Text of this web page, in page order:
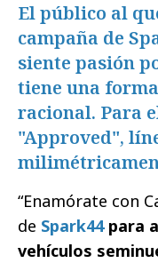
El público al
campaña de
siente pasión
tiene una
racional. Para
"Approved",
“Enamórate con
de Spark44para
vehículos